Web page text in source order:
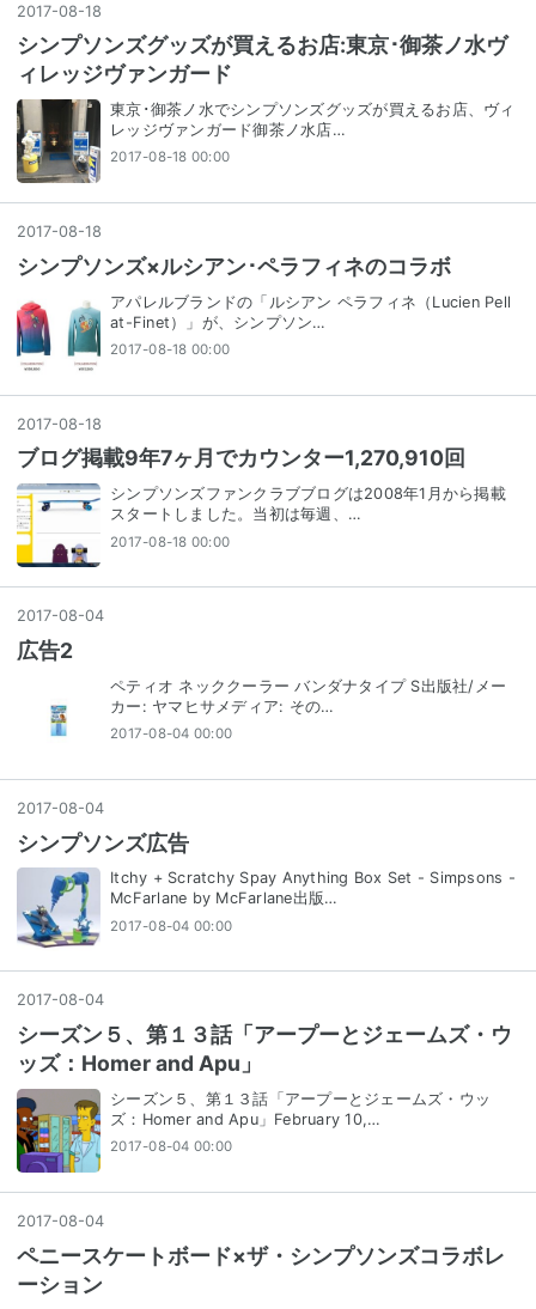
2017-08-18
シンプソンズグッズが買えるお店:東京･御茶ノ水ヴ
ィレッジヴァンガード
東京･御茶ノ水でシンプソンズグッズが買えるお店、ヴィ
レッジヴァンガード御茶ノ水店…
2017-08-18 00:00
2017-08-18
シンプソンズ×ルシアン･ペラフィネのコラボ
アパレルブランドの「ルシアン ペラフィネ（Lucien Pell
at-Finet）」が、シンプソン…
2017-08-18 00:00
2017-08-18
ブログ掲載9年7ヶ月でカウンター1,270,910回
シンプソンズファンクラブブログは2008年1月から掲載
スタートしました。当初は毎週、…
2017-08-18 00:00
2017-08-04
広告2
ペティオ ネッククーラー バンダナタイプ S出版社/メー
カー: ヤマヒサメディア: その…
2017-08-04 00:00
2017-08-04
シンプソンズ広告
Itchy + Scratchy Spay Anything Box Set - Simpsons -
McFarlane by McFarlane出版…
2017-08-04 00:00
2017-08-04
シーズン５、第１３話「アープーとジェームズ・ウ
ッズ：Homer and Apu」
シーズン５、第１３話「アープーとジェームズ・ウッ
ズ：Homer and Apu」February 10,…
2017-08-04 00:00
2017-08-04
ペニースケートボード×ザ・シンプソンズコラボレ
ーション